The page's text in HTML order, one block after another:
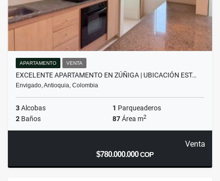
APARTAMENTO VENTA
EXCELENTE APARTAMENTO EN ZÚÑIGA | UBICACIÓN EST…
Envigado, Antioquia, Colombia
3Alcobas 1 Parqueaderos
2 Baños 87Área m2
Venta
$780.000.000COP